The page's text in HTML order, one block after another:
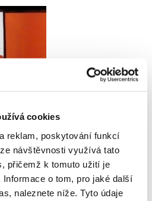
cookies
reklam, poskytování funkcí
návštěvnosti využívá tato
přičemž k tomuto užití je
o tom, pro jaké další
naleznete níže. Tyto údaje